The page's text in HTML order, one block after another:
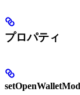
プロパティ